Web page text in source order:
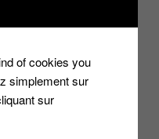
avoir eu
of cookies you
simplement sur
sur